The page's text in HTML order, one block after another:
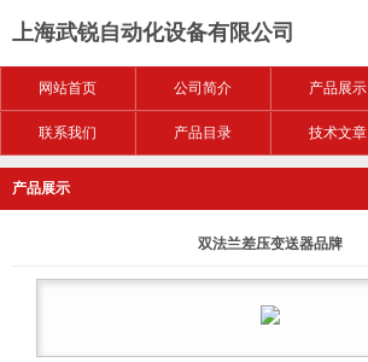
上海武锐自动化设备有限公司
网站首页 公司简介 产品展示
联系我们 产品目录 技术文章
产品展示
双法兰差压变送器品牌